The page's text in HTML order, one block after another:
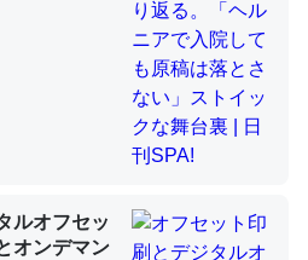
学の大問題＝「昆虫はなぜ海にいな
腹足類だと殻を無くしてナメク
。
ルオフセッ
オンデマン